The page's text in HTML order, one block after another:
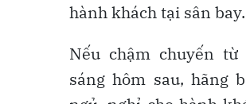
hành khách tại sân bay.
Nếu chậm chuyến
sáng hôm sau, hãng